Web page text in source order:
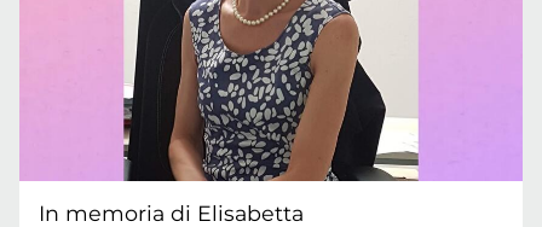
In memoria di Elisabetta